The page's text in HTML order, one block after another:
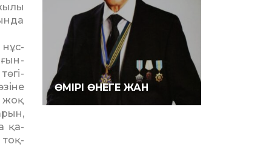
нұс­
жоқ
қа­
тоқ­
ӨМІРІ ӨНЕГЕ ЖАН